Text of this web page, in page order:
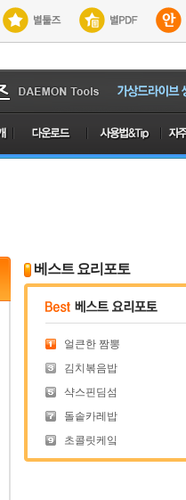
베스트 요리포토
얼큰한 짬뽕
김치볶음밥
샥스핀딤섬
돌솥카레밥
초콜릿케잌